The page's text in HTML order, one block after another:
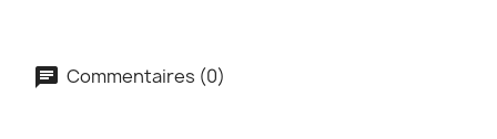
Commentaires (0)